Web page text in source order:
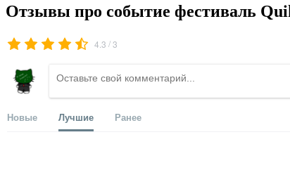
Отзывы про событие фестиваль
4.3 /3
Новые Лучшие Ранее